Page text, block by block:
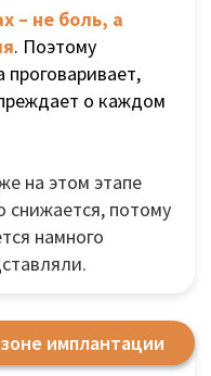
– не боль, а
. Поэтому
проговаривает,
о каждом
на этом этапе
снижается, потому
намного
имплантации